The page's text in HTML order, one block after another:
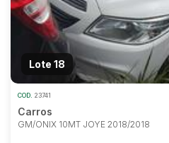
Lote 18
COD. 23741
Carros
GM/ONIX 10MT JOYE 2018/2018